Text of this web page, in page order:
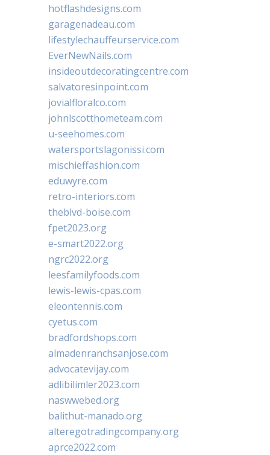
hotflashdesigns.com
garagenadeau.com
lifestylechauffeurservice.com
EverNewNails.com
insideoutdecoratingcentre.com
salvatoresinpoint.com
jovialfloralco.com
johnlscotthometeam.com
u-seehomes.com
watersportslagonissi.com
mischieffashion.com
eduwyre.com
retro-interiors.com
theblvd-boise.com
fpet2023.org
e-smart2022.org
ngrc2022.org
leesfamilyfoods.com
lewis-lewis-cpas.com
eleontennis.com
cyetus.com
bradfordshops.com
almadenranchsanjose.com
advocatevijay.com
adlibilimler2023.com
naswwebed.org
balithut-manado.org
alteregotradingcompany.org
aprce2022.com